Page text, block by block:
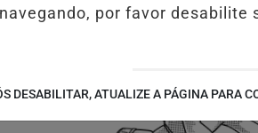
40 MUNICÍPIOS GOVERNO DE GOIÁS
por favor desabilite
DESABILITAR, ATUALIZE A PÁGINA PARA